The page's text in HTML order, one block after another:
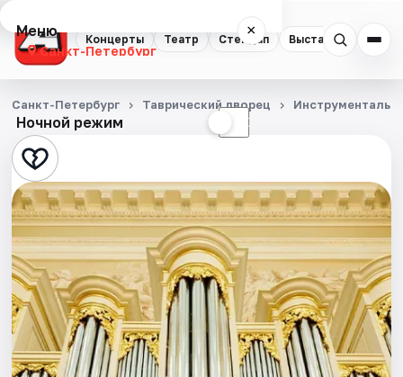
Концерты Театр Стендап Выставки
Меню ×
Санкт-Петербург
Концерты
Театр
Стендап
Выставки
Квесты
Экскурсии
Спорт
Ночной режим ☾
Санкт-Петербург Таврический дворец